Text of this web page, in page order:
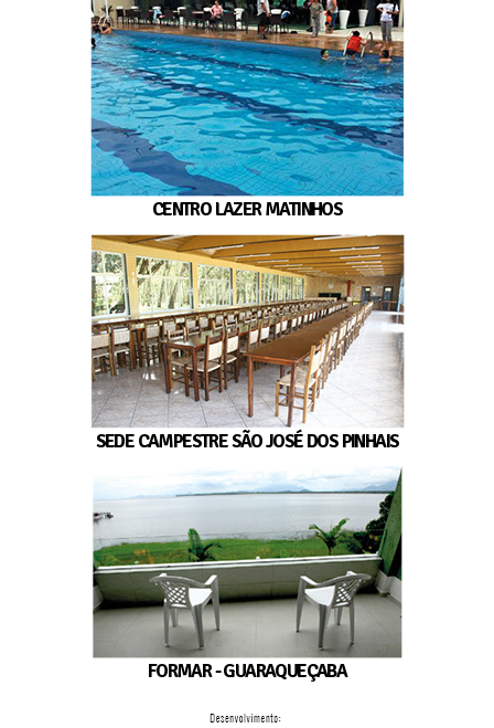
CENTRO LAZER MATINHOS
SEDE CAMPESTRE SÃO JOSÉ DOS PINHAIS
FORMAR - GUARAQUEÇABA